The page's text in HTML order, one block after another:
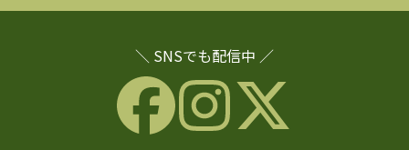
＼ SNSでも配信中 ／